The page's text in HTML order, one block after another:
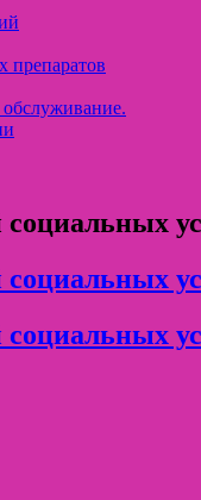
препаратов
социальных